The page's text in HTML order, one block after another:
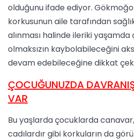
olduğunu ifade ediyor.
korkusunun aile tarafından
alınması halinde ileriki
olmaksızın kaybolabileceğini
devam edebileceğine dikkat
ÇOCUĞUNUZDA
VAR
Bu yaşlarda çocuklarda
cadılardır gibi korkuların da